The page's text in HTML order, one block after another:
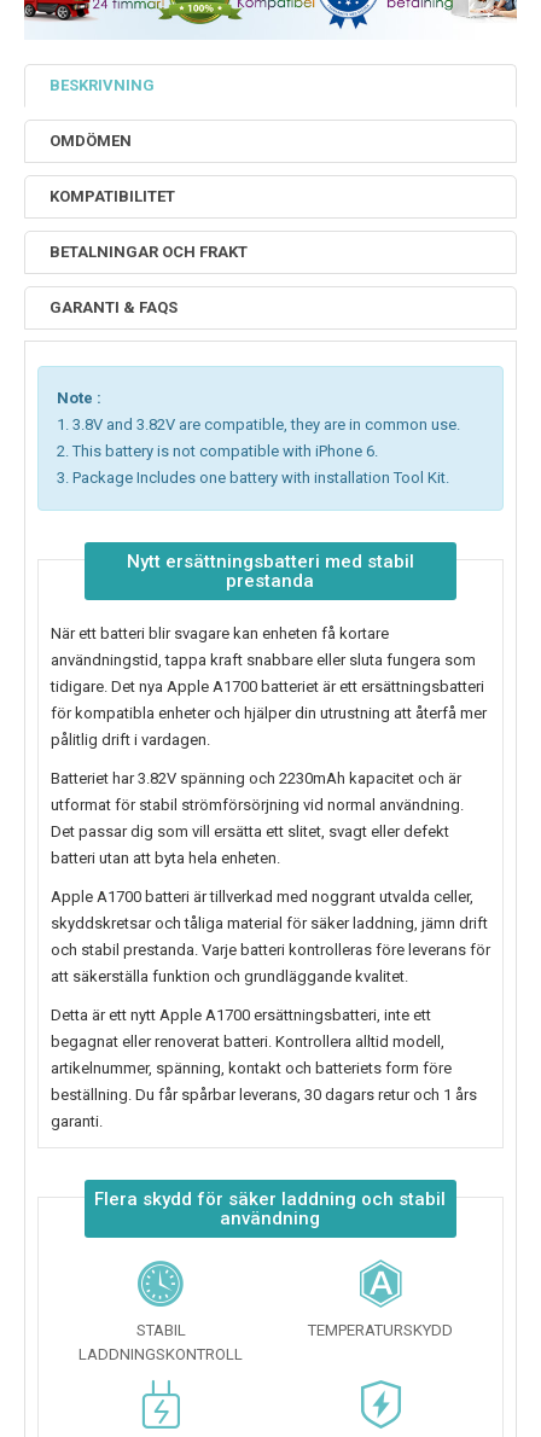
BESKRIVNING
OMDÖMEN
KOMPATIBILITET
BETALNINGAR OCH FRAKT
GARANTI & FAQS
Note :
1. 3.8V and 3.82V are compatible, they are in common use.
2. This battery is not compatible with iPhone 6.
3. Package Includes one battery with installation Tool Kit.
Nytt ersättningsbatteri med stabil
prestanda
När ett batteri blir svagare kan enheten få kortare
användningstid, tappa kraft snabbare eller sluta fungera som
tidigare. Det nya Apple A1700 batteriet är ett ersättningsbatteri
för kompatibla enheter och hjälper din utrustning att återfå mer
pålitlig drift i vardagen.
Batteriet har 3.82V spänning och 2230mAh kapacitet och är
utformat för stabil strömförsörjning vid normal användning.
Det passar dig som vill ersätta ett slitet, svagt eller defekt
batteri utan att byta hela enheten.
Apple A1700 batteri är tillverkad med noggrant utvalda celler,
skyddskretsar och tåliga material för säker laddning, jämn drift
och stabil prestanda. Varje batteri kontrolleras före leverans för
att säkerställa funktion och grundläggande kvalitet.
Detta är ett nytt Apple A1700 ersättningsbatteri, inte ett
begagnat eller renoverat batteri. Kontrollera alltid modell,
artikelnummer, spänning, kontakt och batteriets form före
beställning. Du får spårbar leverans, 30 dagars retur och 1 års
garanti.
Flera skydd för säker laddning och stabil
användning
STABIL
LADDNINGSKONTROLL
TEMPERATURSKYDD